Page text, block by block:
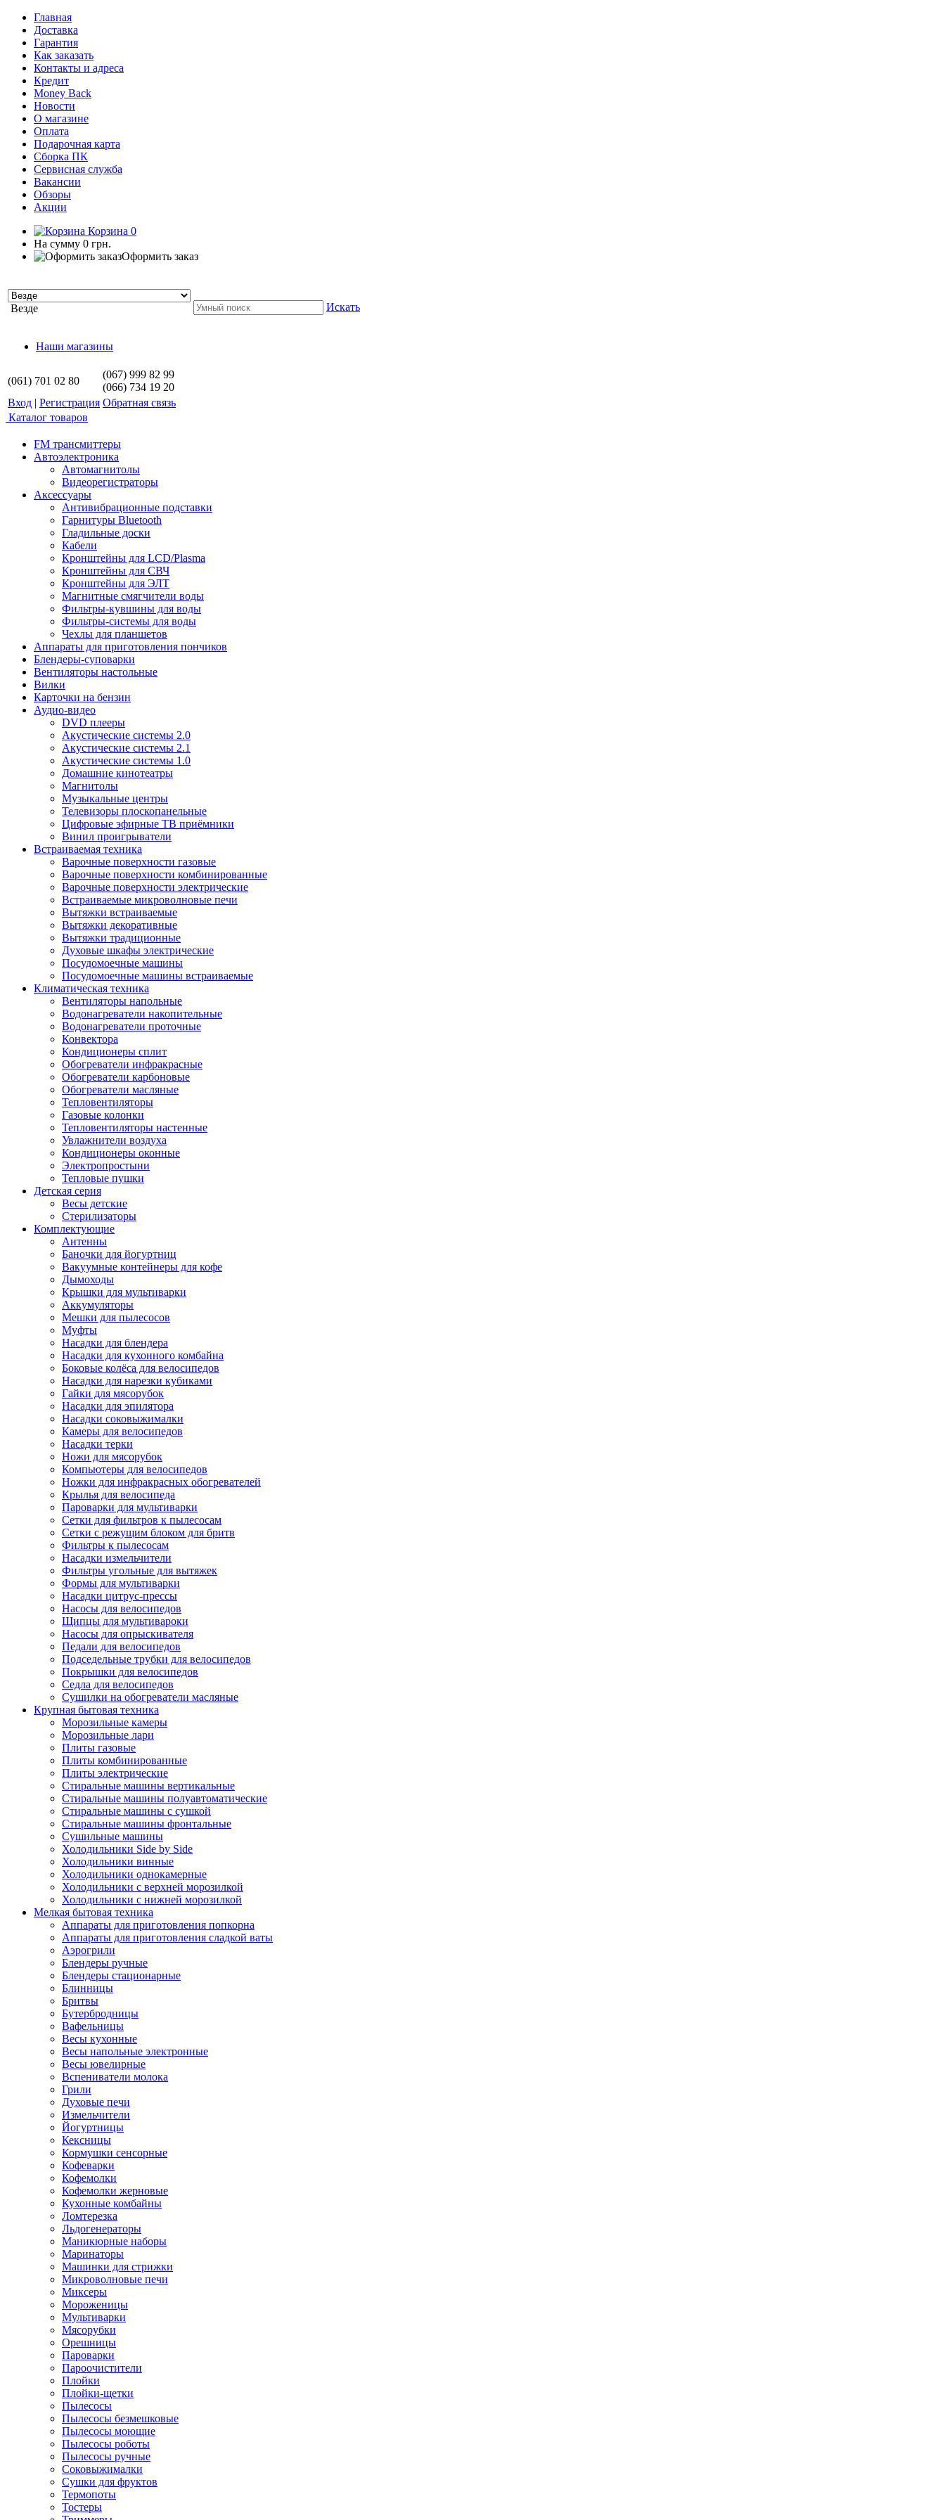
Главная
Доставка
Гарантия
Как заказать
Контакты и адреса
Кредит
Money Back
Новости
О магазине
Оплата
Подарочная карта
Сборка ПК
Сервисная служба
Вакансии
Обзоры
Акции
Корзина 0
На сумму 0 грн.
Оформить заказ
Везде Искать
Наши магазины
(061) 701 02 80
(067) 999 82 99
(066) 734 19 20
Вход | Регистрация Обратная связь
Каталог товаров
FM трансмиттеры
Автоэлектроника
Автомагнитолы
Видеорегистраторы
Аксессуары
Антивибрационные подставки
Гарнитуры Bluetooth
Гладильные доски
Кабели
Кронштейны для LCD/Plasma
Кронштейны для СВЧ
Кронштейны для ЭЛТ
Магнитные смягчители воды
Фильтры-кувшины для воды
Фильтры-системы для воды
Чехлы для планшетов
Аппараты для приготовления пончиков
Блендеры-суповарки
Вентиляторы настольные
Вилки
Карточки на бензин
Аудио-видео
DVD плееры
Акустические системы 2.0
Акустические системы 2.1
Акустические системы 1.0
Домашние кинотеатры
Магнитолы
Музыкальные центры
Телевизоры плоскопанельные
Цифровые эфирные ТВ приёмники
Винил проигрыватели
Встраиваемая техника
Варочные поверхности газовые
Варочные поверхности комбинированные
Варочные поверхности электрические
Встраиваемые микроволновые печи
Вытяжки встраиваемые
Вытяжки декоративные
Вытяжки традиционные
Духовые шкафы электрические
Посудомоечные машины
Посудомоечные машины встраиваемые
Климатическая техника
Вентиляторы напольные
Водонагреватели накопительные
Водонагреватели проточные
Конвектора
Кондиционеры сплит
Обогреватели инфракрасные
Обогреватели карбоновые
Обогреватели масляные
Тепловентиляторы
Газовые колонки
Тепловентиляторы настенные
Увлажнители воздуха
Кондиционеры оконные
Электропростыни
Тепловые пушки
Детская серия
Весы детские
Стерилизаторы
Комплектующие
Антенны
Баночки для йогуртниц
Вакуумные контейнеры для кофе
Дымоходы
Крышки для мультиварки
Аккумуляторы
Мешки для пылесосов
Муфты
Насадки для блендера
Насадки для кухонного комбайна
Боковые колёса для велосипедов
Насадки для нарезки кубиками
Гайки для мясорубок
Насадки для эпилятора
Насадки соковыжималки
Камеры для велосипедов
Насадки терки
Ножи для мясорубок
Компьютеры для велосипедов
Ножки для инфракрасных обогревателей
Крылья для велосипеда
Пароварки для мультиварки
Сетки для фильтров к пылесосам
Сетки с режущим блоком для бритв
Фильтры к пылесосам
Насадки измельчители
Фильтры угольные для вытяжек
Формы для мультиварки
Насадки цитрус-прессы
Насосы для велосипедов
Щипцы для мультивароки
Насосы для опрыскивателя
Педали для велосипедов
Подседельные трубки для велосипедов
Покрышки для велосипедов
Седла для велосипедов
Сушилки на обогреватели масляные
Крупная бытовая техника
Морозильные камеры
Морозильные лари
Плиты газовые
Плиты комбинированные
Плиты электрические
Стиральные машины вертикальные
Стиральные машины полуавтоматические
Стиральные машины с сушкой
Стиральные машины фронтальные
Сушильные машины
Холодильники Side by Side
Холодильники винные
Холодильники однокамерные
Холодильники с верхней морозилкой
Холодильники с нижней морозилкой
Мелкая бытовая техника
Аппараты для приготовления попкорна
Аппараты для приготовления сладкой ваты
Аэрогрили
Блендеры ручные
Блендеры стационарные
Блинницы
Бритвы
Бутербродницы
Вафельницы
Весы кухонные
Весы напольные электронные
Весы ювелирные
Вспениватели молока
Грили
Духовые печи
Измельчители
Йогуртницы
Кексницы
Кормушки сенсорные
Кофеварки
Кофемолки
Кофемолки жерновые
Кухонные комбайны
Ломтерезка
Льдогенераторы
Маникюрные наборы
Маринаторы
Машинки для стрижки
Микроволновые печи
Миксеры
Мороженицы
Мультиварки
Мясорубки
Орешницы
Пароварки
Пароочистители
Плойки
Плойки-щетки
Пылесосы
Пылесосы безмешковые
Пылесосы моющие
Пылесосы роботы
Пылесосы ручные
Соковыжималки
Сушки для фруктов
Термопоты
Тостеры